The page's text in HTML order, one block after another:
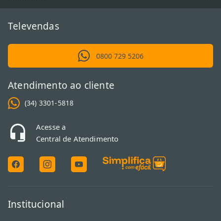
precisão para verificação durante os exercícios e também diversos
completa.
Compre tudo o que precisa com o eFácil!
Televendas
0800 729 5206
Atendimento ao cliente
(34) 3301-5818
Acesse a
Central de Atendimento
Institucional